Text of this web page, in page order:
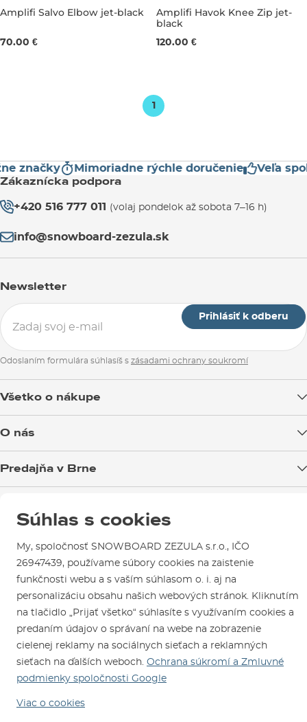
M
Amplifi Salvo Elbow jet-black
70.00 € XS S
Amplifi Havok Knee Zip jet-
black
120.00 €
1
značky Mimoriadne rýchle doručenie Veľa
Zákaznícka podpora
+420 516 777 011 (volaj pondelok až sobota 7–16 h)
info@snowboard-zezula.sk
Newsletter
Prihlásiť k odberu
Odoslaním formulára súhlasíš s zásadami ochrany soukromí
Všetko o nákupe
Výmena a vrátenie tovaru
Reklamácie
Návody na použitie a údržbu
O nás
Ako si vybrať vybavenie
Predajňa v Brne
Mapa a ako k nám
Požičovňa
Servis a opravy
Sme overený e-shop.
Naši spokojní zákazníci nám udelili
CertifikátOverené zákazníkmi.
Súhlas s cookies
My, spoločnosť SNOWBOARD ZEZULA s.r.o., IČO
26947439, používame súbory cookies na zaistenie
funkčnosti webu a s vaším súhlasom o. i. aj na
personalizáciu obsahu našich webových stránok. Kliknutím
na tlačidlo „Prijať všetko“ súhlasíte s využívaním cookies a
predaním údajov o správaní na webe na zobrazenie
cielenej reklamy na sociálnych sieťach a reklamných
sieťach na ďalších weboch. Ochrana súkromí a Zmluvné
podmienky spoločnosti Google
Viac o cookies